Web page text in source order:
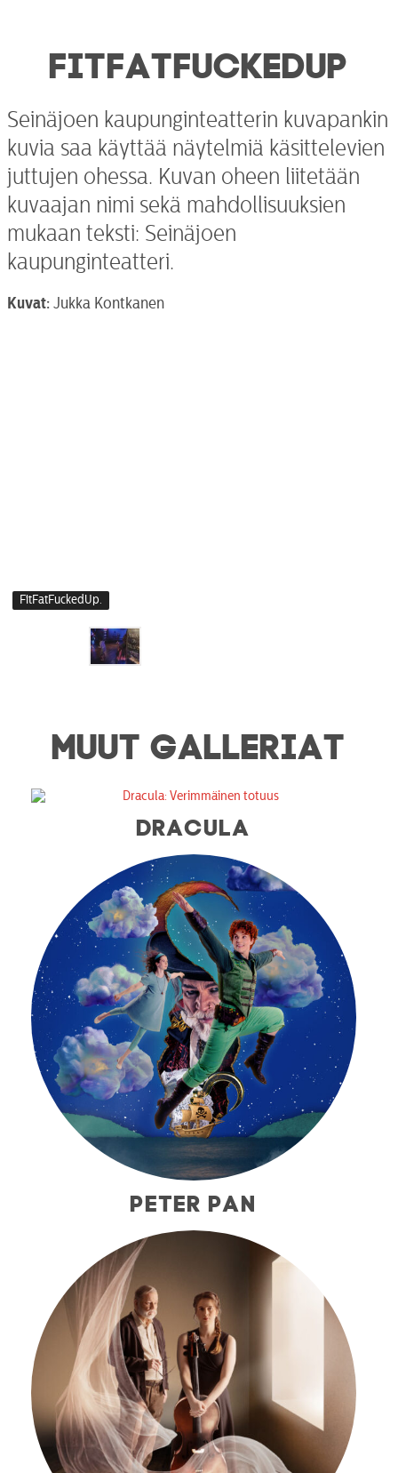
FITFATFUCKEDUP
Seinäjoen kaupunginteatterin kuvapankin
kuvia saa käyttää näytelmiä käsittelevien
juttujen ohessa. Kuvan oheen liitetään
kuvaajan nimi sekä mahdollisuuksien
mukaan teksti: Seinäjoen
kaupunginteatteri.
Kuvat: Jukka Kontkanen
FitFatFuckedUp.
MUUT GALLERIAT
DRACULA
PETER PAN